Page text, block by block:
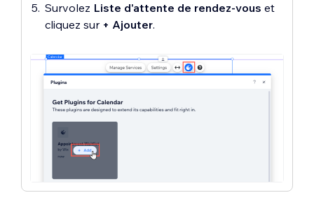
Survolez Liste d'attente de rendez-vous et
cliquez sur + Ajouter.